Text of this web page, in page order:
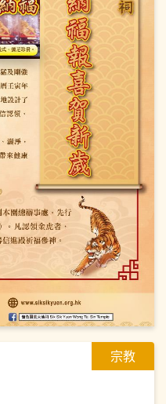
宗教